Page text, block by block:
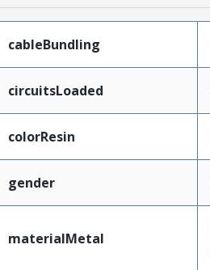
cableBundling
circuitsLoaded
colorResin
gender
materialMetal